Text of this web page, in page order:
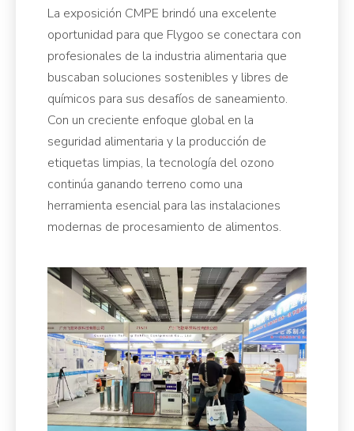
La exposición CMPE brindó una excelente
oportunidad para que Flygoo se conectara con
profesionales de la industria alimentaria que
buscaban soluciones sostenibles y libres de
químicos para sus desafíos de saneamiento.
Con un creciente enfoque global en la
seguridad alimentaria y la producción de
etiquetas limpias, la tecnología del ozono
continúa ganando terreno como una
herramienta esencial para las instalaciones
modernas de procesamiento de alimentos.